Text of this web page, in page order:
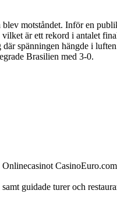
motståndet. Inför en
är ett rekord i antalet
spänningen hängde i
Brasilien med 3-0.
guidade turer och